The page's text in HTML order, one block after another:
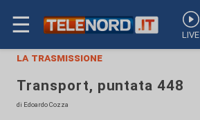
☰ LIVE
la trasmissione
Transport, puntata 448
di Edoardo Cozza